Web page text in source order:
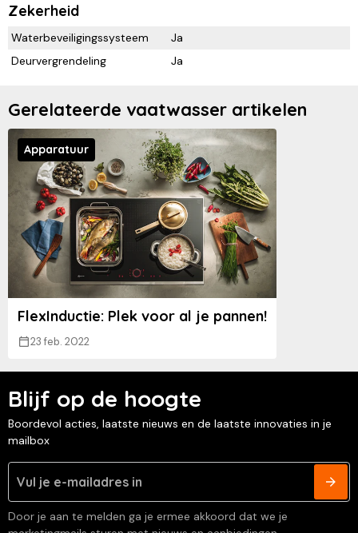
Zekerheid
Waterbeveiligingssysteem
Ja
Deurvergrendeling
Ja
Gerelateerde vaatwasser artikelen
Apparatuur
FlexInductie: Plek voor al je pannen!
23 feb. 2022
Blijf op de hoogte
Boordevol acties, laatste nieuws en de laatste innovaties in je
mailbox
Door je aan te melden ga je ermee akkoord dat we je